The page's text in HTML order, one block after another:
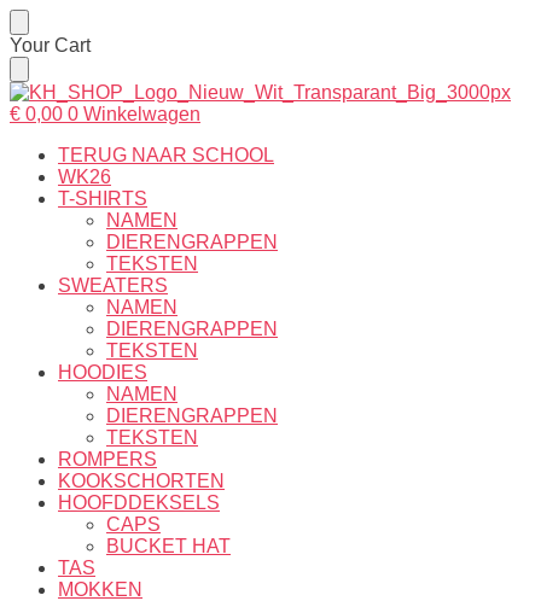
Skip
to
navigation
Skip
to
content
Your Cart
€ 0,00 0 Winkelwagen
TERUG NAAR SCHOOL
WK26
T-SHIRTS
NAMEN
DIERENGRAPPEN
TEKSTEN
SWEATERS
NAMEN
DIERENGRAPPEN
TEKSTEN
HOODIES
NAMEN
DIERENGRAPPEN
TEKSTEN
ROMPERS
KOOKSCHORTEN
HOOFDDEKSELS
CAPS
BUCKET HAT
TAS
MOKKEN